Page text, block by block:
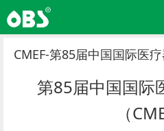
CMEF-第85届中国国际医
第85届中国国际
（